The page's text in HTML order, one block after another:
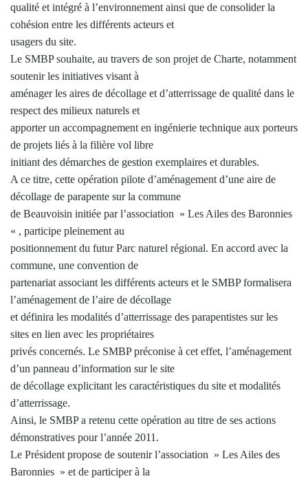
qualité et intégré à l’environnement ainsi que de consolider la
cohésion entre les différents acteurs et
usagers du site.
Le SMBP souhaite, au travers de son projet de Charte, notamment
soutenir les initiatives visant à
aménager les aires de décollage et d’atterrissage de qualité dans le
respect des milieux naturels et
apporter un accompagnement en ingénierie technique aux porteurs
de projets liés à la filière vol libre
initiant des démarches de gestion exemplaires et durables.
A ce titre, cette opération pilote d’aménagement d’une aire de
décollage de parapente sur la commune
de Beauvoisin initiée par l’association » Les Ailes des Baronnies
« , participe pleinement au
positionnement du futur Parc naturel régional. En accord avec la
commune, une convention de
partenariat associant les différents acteurs et le SMBP formalisera
l’aménagement de l’aire de décollage
et définira les modalités d’atterrissage des parapentistes sur les
sites en lien avec les propriétaires
privés concernés. Le SMBP préconise à cet effet, l’aménagement
d’un panneau d’information sur le site
de décollage explicitant les caractéristiques du site et modalités
d’atterrissage.
Ainsi, le SMBP a retenu cette opération au titre de ses actions
démonstratives pour l’année 2011.
Le Président propose de soutenir l’association » Les Ailes des
Baronnies » et de participer à la